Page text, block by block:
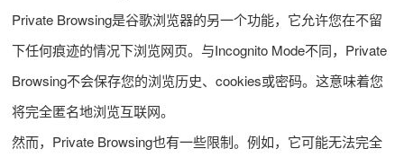
Private Browsing是谷歌浏览器的另一个功能，它允许您在不留
下任何痕迹的情况下浏览网页。与Incognito Mode不同，Private
Browsing不会保存您的浏览历史、cookies或密码。这意味着您
将完全匿名地浏览互联网。
然而，Private Browsing也有一些限制。例如，它可能无法完全